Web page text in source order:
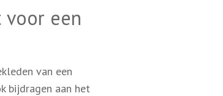
een
van een
bijdragen aan het